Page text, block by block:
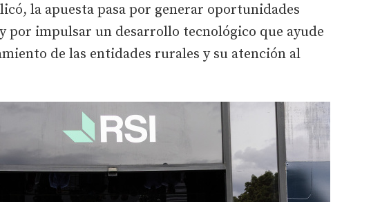
la apuesta pasa por generar oportunidades
por impulsar un desarrollo tecnológico que ayude
de las entidades rurales y su atención al